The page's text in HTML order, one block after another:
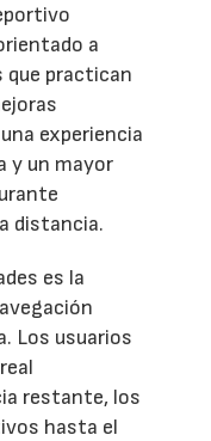
a
que practican
experiencia
y un mayor
distancia.
es la
Los usuarios
restante, los
hasta el